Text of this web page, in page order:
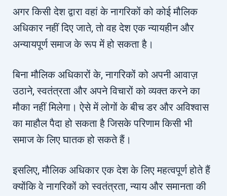
अगर किसी देश द्वारा वहां के नागरिकों को कोई मौलिक
अधिकार नहीं दिए जाते, तो वह देश एक न्यायहीन और
अन्यायपूर्ण समाज के रूप में हो सकता है।
बिना मौलिक अधिकारों के, नागरिकों को अपनी आवाज़
उठाने, स्वतंत्रता और अपने विचारों को व्यक्त करने का
मौका नहीं मिलेगा। ऐसे में लोगों के बीच डर और अविश्वास
का माहौल पैदा हो सकता है जिसके परिणाम किसी भी
समाज के लिए घातक हो सकते हैं।
इसलिए, मौलिक अधिकार एक देश के लिए महत्वपूर्ण होते हैं
क्योंकि वे नागरिकों को स्वतंत्रता, न्याय और समानता की